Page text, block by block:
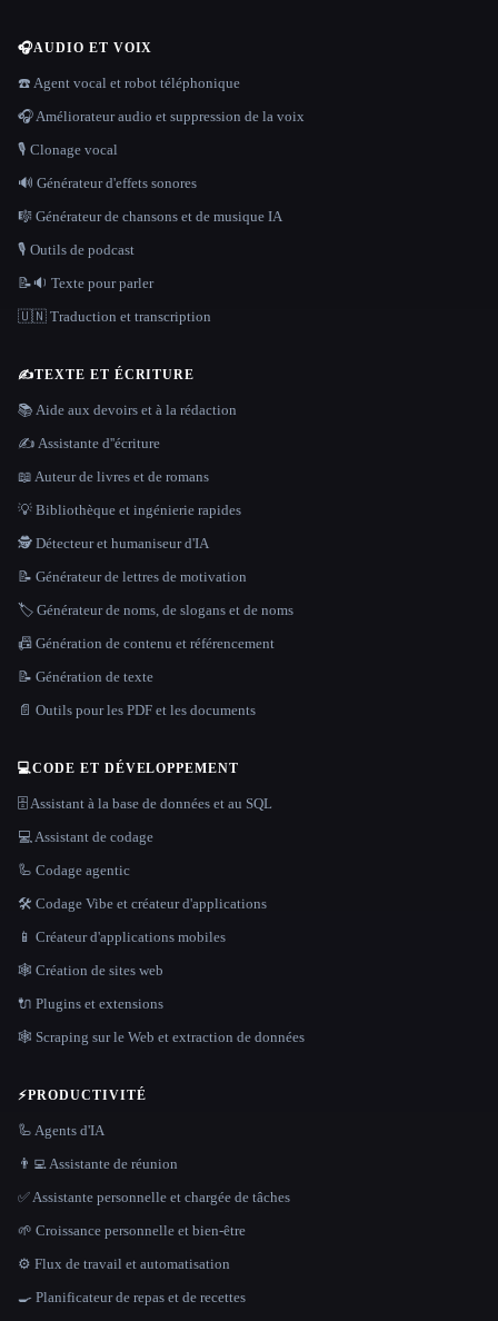
🎧AUDIO ET VOIX
☎️ Agent vocal et robot téléphonique
🎧 Améliorateur audio et suppression de la voix
🎙️ Clonage vocal
🔊 Générateur d'effets sonores
🎼 Générateur de chansons et de musique IA
🎙️ Outils de podcast
📝🔉 Texte pour parler
🇺🇳 Traduction et transcription
✍️TEXTE ET ÉCRITURE
📚 Aide aux devoirs et à la rédaction
✍️ Assistante d''écriture
📖 Auteur de livres et de romans
💡 Bibliothèque et ingénierie rapides
🕵️ Détecteur et humaniseur d'IA
📝 Générateur de lettres de motivation
🏷️ Générateur de noms, de slogans et de noms
📠 Génération de contenu et référencement
📝 Génération de texte
📄 Outils pour les PDF et les documents
💻CODE ET DÉVELOPPEMENT
🗄️ Assistant à la base de données et au SQL
💻 Assistant de codage
🦾 Codage agentic
🛠️ Codage Vibe et créateur d'applications
📱 Créateur d'applications mobiles
🕸 Création de sites web
🔌 Plugins et extensions
🕸️ Scraping sur le Web et extraction de données
⚡PRODUCTIVITÉ
🦾 Agents d'IA
👨‍💻 Assistante de réunion
✅ Assistante personnelle et chargée de tâches
🌱 Croissance personnelle et bien-être
⚙️ Flux de travail et automatisation
🍳 Planificateur de repas et de recettes